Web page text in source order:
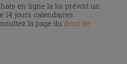
en ligne la loi prévoit un
jours calendaires.
la page dudroit de